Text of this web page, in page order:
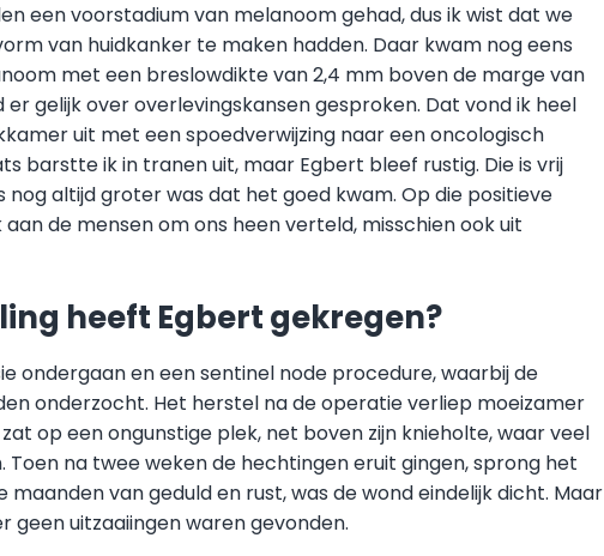
een voorstadium van melanoom gehad, dus ik wist dat we
van huidkanker te maken hadden. Daar kwam nog eens
met een breslowdikte van 2,4 mm boven de marge van
gelijk over overlevingskansen gesproken. Dat vond ik heel
uit met een spoedverwijzing naar een oncologisch
barstte ik in tranen uit, maar Egbert bleef rustig. Die is vrij
nog altijd groter was dat het goed kwam. Op die positieve
de mensen om ons heen verteld, misschien ook uit
heeft Egbert gekregen?
ondergaan en een sentinel node procedure, waarbij de
onderzocht. Het herstel na de operatie verliep moeizamer
op een ongunstige plek, net boven zijn knieholte, waar veel
na twee weken de hechtingen eruit gingen, sprong het
maanden van geduld en rust, was de wond eindelijk dicht. Maar
geen uitzaaiingen waren gevonden.